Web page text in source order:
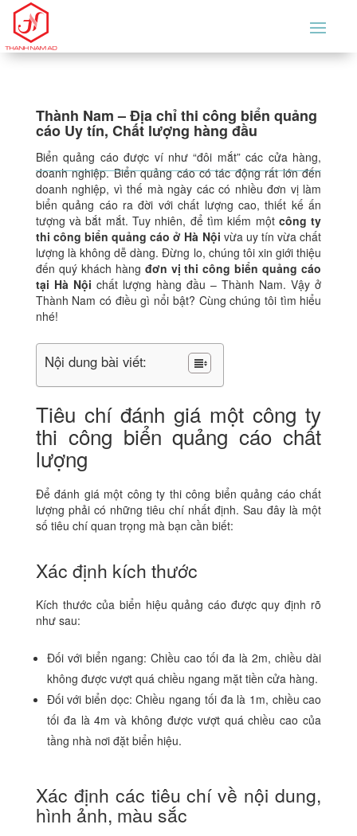
Thành Nam – Địa chỉ thi công biển quảng
cáo Uy tín, Chất lượng hàng đầu
Biển quảng cáo được ví như “đôi mắt” các cửa hàng,
doanh nghiệp. Biển quảng cáo có tác động rất lớn đến
doanh nghiệp, vì thế mà ngày các có nhiều đơn vị làm
biển quảng cáo ra đời với chất lượng cao, thiết kế ấn
tượng và bắt mắt. Tuy nhiên, để tìm kiếm một công ty
thi công biển quảng cáo ở Hà Nội vừa uy tín vừa chất
lượng là không dễ dàng. Đừng lo, chúng tôi xin giới thiệu
đến quý khách hàng đơn vị thi công biển quảng cáo
tại Hà Nội chất lượng hàng đầu – Thành Nam. Vậy ở
Thành Nam có điều gì nổi bật? Cùng chúng tôi tìm hiểu
nhé!
Nội dung bài viết:
Tiêu chí đánh giá một công ty
thi công biển quảng cáo chất
lượng
Để đánh giá một công ty thi công biển quảng cáo chất
lượng phải có những tiêu chí nhất định. Sau đây là một
số tiêu chí quan trọng mà bạn cần biết:
Xác định kích thước
Kích thước của biển hiệu quảng cáo được quy định rõ
như sau:
Đối với biển ngang: Chiều cao tối đa là 2m, chiều dài
không được vượt quá chiều ngang mặt tiền cửa hàng.
Đối với biển dọc: Chiều ngang tối đa là 1m, chiều cao
tối đa là 4m và không được vượt quá chiều cao của
tầng nhà nơi đặt biển hiệu.
Xác định các tiêu chí về nội dung,
hình ảnh, màu sắc